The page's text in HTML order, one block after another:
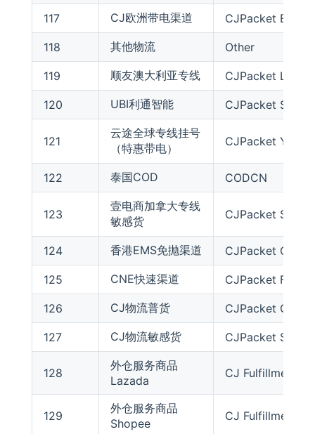
117 CJ欧洲带电渠道 CJPacket Euro
118 其他物流 Other
119 顺友澳大利亚专线 CJPacket Liquid
120 UBI利通智能 CJPacket
121
云途全球专线挂号
（特惠带电）
CJPacket YT
122 泰国COD CODCN
123
壹电商加拿大专线
敏感货
CJPacket
124 香港EMS免抛渠道 CJPacket
125 CNE快速渠道 CJPacket Fast
126 CJ物流普货 CJPacket
127 CJ物流敏感货 CJPacket
128
外仓服务商品
Lazada
CJ Fulfillment
129
外仓服务商品
Shopee
CJ Fulfillment